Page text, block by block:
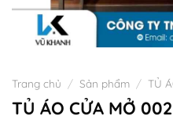
Trang chủ / Sản phẩm / TỦ
TỦ ÁO CỬA MỞ 002